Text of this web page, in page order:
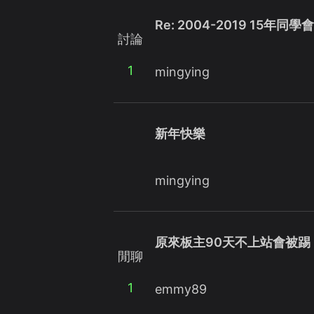
討論
1
Re: 2004-2019 15年同學
mingying
新年快樂
mingying
閒聊
1
原來板主90天不上站會被踢
emmy89